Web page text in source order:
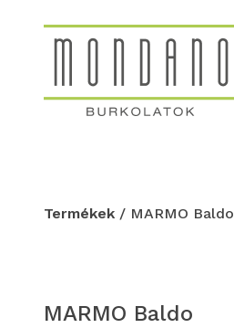
Termékek / MARMO Baldo
MARMO Baldo